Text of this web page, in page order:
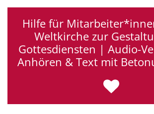
Hilfe für
Weltkirche zur
Gottesdiensten | Audio-
Anhören & Text mit